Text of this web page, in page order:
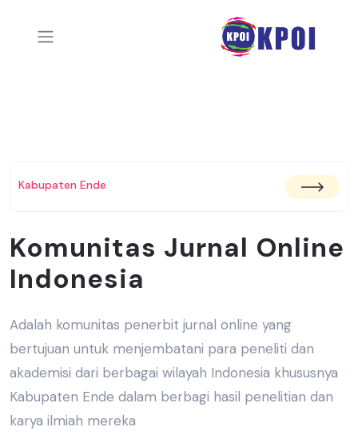
Kabupaten Ende
Komunitas Jurnal Online
Indonesia
Adalah komunitas penerbit jurnal online yang
bertujuan untuk menjembatani para peneliti dan
akademisi dari berbagai wilayah Indonesia khususnya
Kabupaten Ende dalam berbagi hasil penelitian dan
karya ilmiah mereka